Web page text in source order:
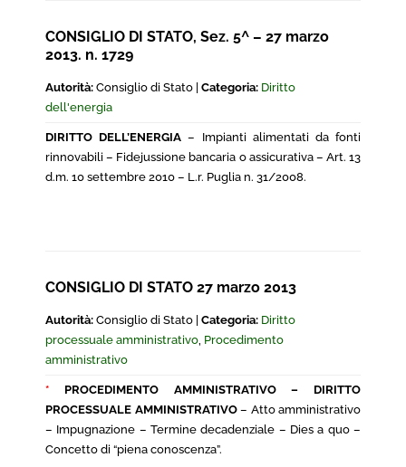
CONSIGLIO DI STATO, Sez. 5^ – 27 marzo
2013. n. 1729
Autorità: Consiglio di Stato | Categoria: Diritto
dell'energia
DIRITTO DELL’ENERGIA – Impianti alimentati da fonti
rinnovabili – Fidejussione bancaria o assicurativa – Art. 13
d.m. 10 settembre 2010 – L.r. Puglia n. 31/2008.
CONSIGLIO DI STATO 27 marzo 2013
Autorità: Consiglio di Stato | Categoria: Diritto
processuale amministrativo, Procedimento
amministrativo
* PROCEDIMENTO AMMINISTRATIVO – DIRITTO
PROCESSUALE AMMINISTRATIVO– Atto amministrativo
– Impugnazione – Termine decadenziale – Dies a quo –
Concetto di “piena conoscenza”.